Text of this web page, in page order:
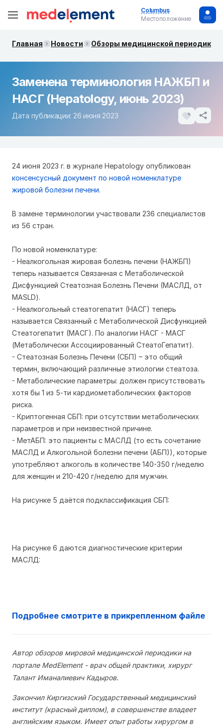
Columbus
Местоположение
Главная Новости Обзоры медицинской периодики.
Заменена терминология НАЖБП и
НАСГ (Hepatology, июнь 2023)
Дата публикации: 26 июня 2023
24 июня 2023 г. в журнале Hepatology опубликован
консенсусный документ по новой номенклатуре
жировой болезни печени.
В замене терминологии участвовали 236 специалистов
из 56 стран.
По новой номенклатуре:
- Неалкогольная жировая болезнь печени (НАЖБП)
теперь называется Связанная с Метаболической
Дисфункцией Стеатозная Болезнь Печени (МАСЛД, от
MASLD).
- Неалкогольный стеатогепатит (НАСГ) теперь
называется Связанный с Метаболической Дисфункцией
Стеатогепатит (МАСГ). По аналогии НАСГ - МАСГ
(Метаболически Ассоциированный СтеатоГепатит).
- Стеатозная Болезнь Печени (СБП) – это общий
термин, включающий различные этиологии стеатоза.
- Метаболические параметры: должен присутствовать
хотя бы 1 из 5-ти кардиометаболических факторов
риска.
- Криптогенная СБП: при отсутствии метаболических
параметров и при неизвестной причине.
- МетАБП: это пациенты с МАСЛД (то есть сочетание
МАСЛД и Алкогольной болезни печени (АБП)), которые
употребляют алкоголь в количестве 140-350 г/неделю
для женщин и 210-420 г/неделю для мужчин.
На рисунке 5 даётся подклассификация СБП:
На рисунке 6 даются диагностические критерии
МАСЛД:
Подробнее смотрите в прикрепленном файле
Автор обзоров мировой медицинской периодики на
портале MedElement - врач общей практики, хирург
Талант Иманалиевич Кадыров.
Закончил Киргизский Государственный медицинский
институт (красный диплом), в совершенстве владеет
английским языком. Имеет опыт работы хирургом в